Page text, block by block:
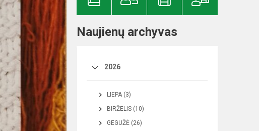
Naujienų archyvas
2026
LIEPA (3)
BIRŽELIS (10)
GEGUŽĖ (26)